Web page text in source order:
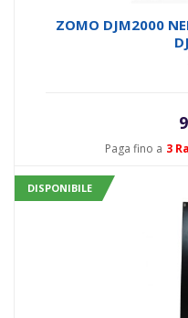
Paga fino a 3
ZOMO DJM2000
DISPONIBILE